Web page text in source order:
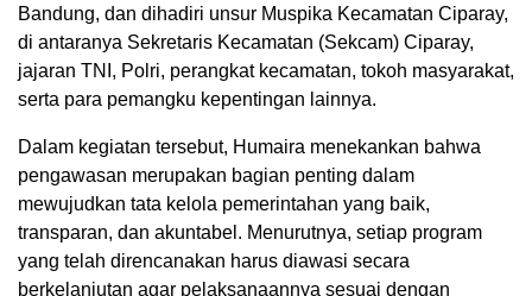
Bandung, dan dihadiri unsur Muspika Kecamatan Ciparay,
di antaranya Sekretaris Kecamatan (Sekcam) Ciparay,
jajaran TNI, Polri, perangkat kecamatan, tokoh masyarakat,
serta para pemangku kepentingan lainnya.
Dalam kegiatan tersebut, Humaira menekankan bahwa
pengawasan merupakan bagian penting dalam
mewujudkan tata kelola pemerintahan yang baik,
transparan, dan akuntabel. Menurutnya, setiap program
yang telah direncanakan harus diawasi secara
berkelanjutan agar pelaksanaannya sesuai dengan